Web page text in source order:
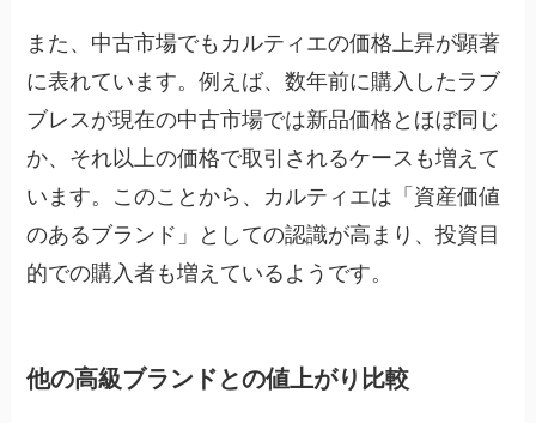
また、中古市場でもカルティエの価格上昇が顕著
に表れています。例えば、数年前に購入したラブ
ブレスが現在の中古市場では新品価格とほぼ同じ
か、それ以上の価格で取引されるケースも増えて
います。このことから、カルティエは「資産価値
のあるブランド」としての認識が高まり、投資目
的での購入者も増えているようです。
他の高級ブランドとの値上がり比較